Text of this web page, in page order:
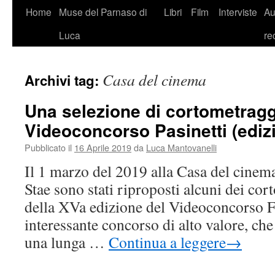
VaiHome
Muse del Parnaso di
Luca
Libri Film Interviste
Archivi tag: Casa del cinema
Una selezione di
Videoconcorso Pasinetti
Pubblicato il 16 Aprile 2019da Luca Mantovanelli
Il 1 marzo del 2019 alla Casa del
Stae sono stati riproposti alcuni dei
della XVa edizione del Videoconcorso
interessante concorso di alto valore,
una lunga … Continua a leggere→